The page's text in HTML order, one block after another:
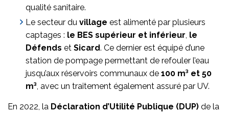
qualité sanitaire.
Le secteur du village est alimenté par plusieurs
captages : le BES supérieur et inférieur, le
Défends et Sicard. Ce dernier est équipé d’une
station de pompage permettant de refouler l’eau
jusqu’aux réservoirs communaux de 100 m³ et 50
m³, avec un traitement également assuré par UV.
En 2022, la Déclaration d’Utilité Publique (DUP) de la